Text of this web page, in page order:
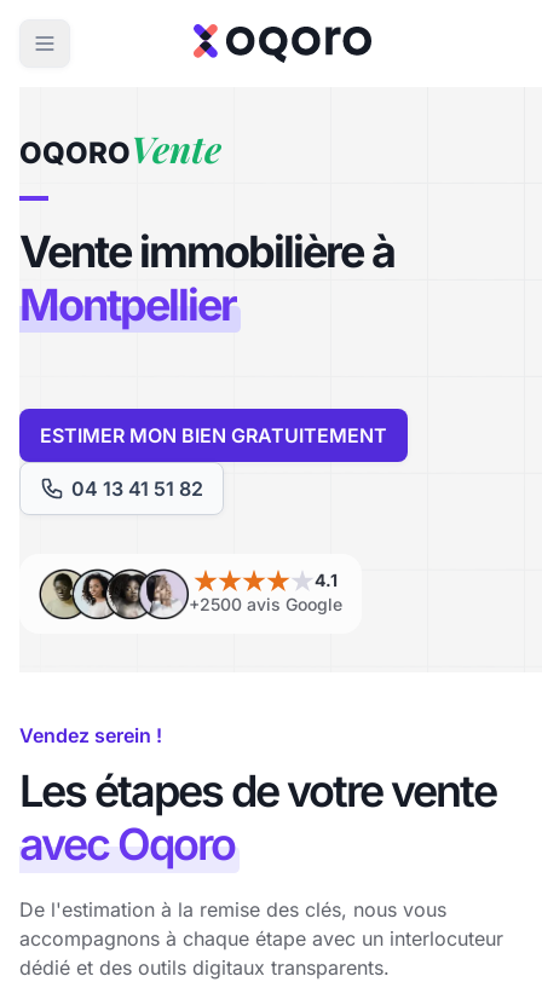
OQOROVente
Vente immobilière à
Montpellier
ESTIMER MON BIEN GRATUITEMENT
04 13 41 51 82
4.1
+2500 avis Google
Vendez serein !
Les étapes de votre vente
avec Oqoro
De l'estimation à la remise des clés, nous vous
accompagnons à chaque étape avec un interlocuteur
dédié et des outils digitaux transparents.